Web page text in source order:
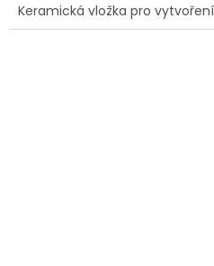
Keramická vložka pro